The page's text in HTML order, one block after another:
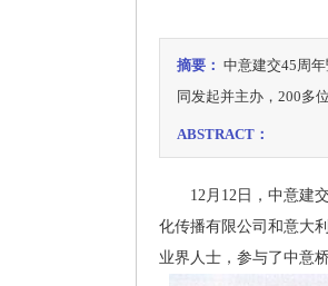
摘要： 中意建交45周
同发起并主办，200多
ABSTRACT：
12月12日，中意建交
化传播有限公司和意大
业界人士，参与了中意